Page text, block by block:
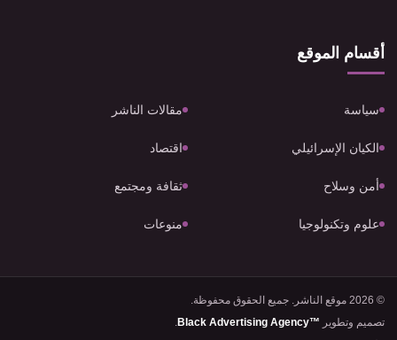
أقسام الموقع
سياسة مقالات الناشر
الكيان الإسرائيلي اقتصاد
أمن وسلاح ثقافة ومجتمع
علوم وتكنولوجيا منوعات
© 2026 موقع الناشر. جميع الحقوق محفوظة.
تصميم وتطوير Black Advertising Agency™
.